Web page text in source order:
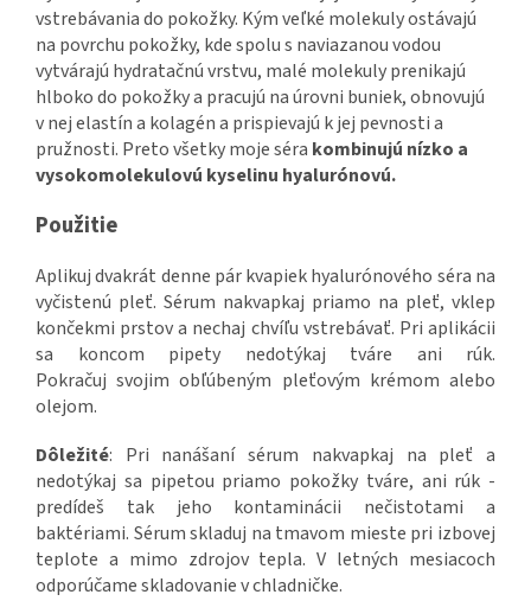
vstrebávania do pokožky. Kým veľké molekuly ostávajú
na povrchu pokožky, kde spolu s naviazanou vodou
vytvárajú hydratačnú vrstvu, malé molekuly prenikajú
hlboko do pokožky a pracujú na úrovni buniek, obnovujú
v nej elastín a kolagén a prispievajú k jej pevnosti a
pružnosti. Preto všetky moje séra kombinujú nízko a
vysokomolekulovú kyselinu hyalurónovú.
Použitie
Aplikuj dvakrát denne pár kvapiek hyalurónového séra na
vyčistenú pleť. Sérum nakvapkaj priamo na pleť, vklep
končekmi prstov a nechaj chvíľu vstrebávať. Pri aplikácii
sa koncom pipety nedotýkaj tváre ani rúk.
Pokračuj svojim obľúbeným pleťovým krémom alebo
olejom.
Dôležité: Pri nanášaní sérum nakvapkaj na pleť a
nedotýkaj sa pipetou priamo pokožky tváre, ani rúk -
predídeš tak jeho kontaminácii nečistotami a
baktériami. Sérum skladuj na tmavom mieste pri izbovej
teplote a mimo zdrojov tepla. V letných mesiacoch
odporúčame skladovanie v chladničke.